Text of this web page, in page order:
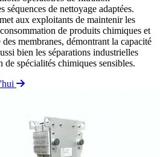
séquences de nettoyage adaptées.
aux exploitants de maintenir les
de produits chimiques et
membranes, démontrant la capacité
bien les séparations industrielles
spécialités chimiques sensibles.